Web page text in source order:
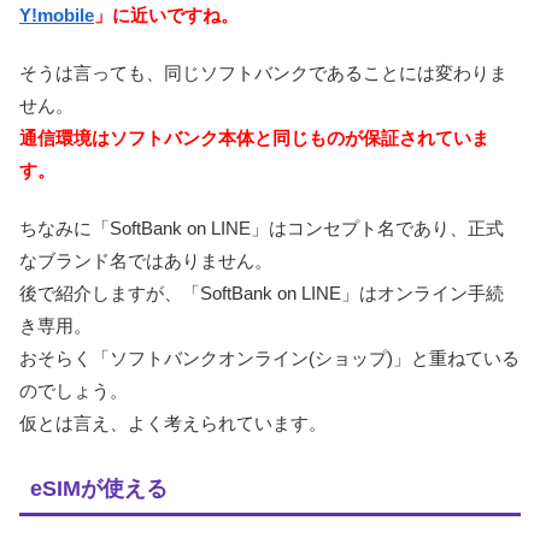
Y!mobile 」に近いですね。
そうは言っても、同じソフトバンクであることには変わりま
せん。
通信環境はソフトバンク本体と同じものが保証されていま
す。
ちなみに「SoftBank on LINE」はコンセプト名であり、正式
なブランド名ではありません。
後で紹介しますが、「SoftBank on LINE」はオンライン手続
き専用。
おそらく「ソフトバンクオンライン(ショップ)」と重ねている
のでしょう。
仮とは言え、よく考えられています。
eSIMが使える